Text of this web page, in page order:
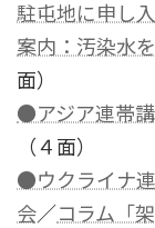
駐屯地に申し
案内：汚染水
面）
●アジア連帯講
（４面）
●ウクライナ
会／コラム「架